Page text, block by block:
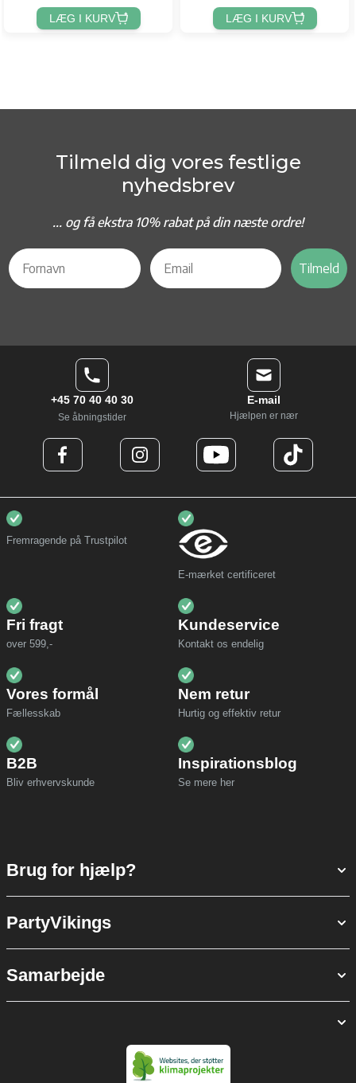
LÆG I KURV LÆG I KURV
Tilmeld dig vores festlige
nyhedsbrev
... og få ekstra 10% rabat på din næste ordre!
Tilmeld
+45 70 40 40 30
Se åbningstider
E-mail
Hjælpen er nær
Fremragende på Trustpilot
E-mærket certificeret
Fri fragt
over 599,-
Kundeservice
Kontakt os endelig
Vores formål
Fællesskab
Nem retur
Hurtig og effektiv retur
B2B
Bliv erhvervskunde
Inspirationsblog
Se mere her
Brug for hjælp?
PartyVikings
Samarbejde